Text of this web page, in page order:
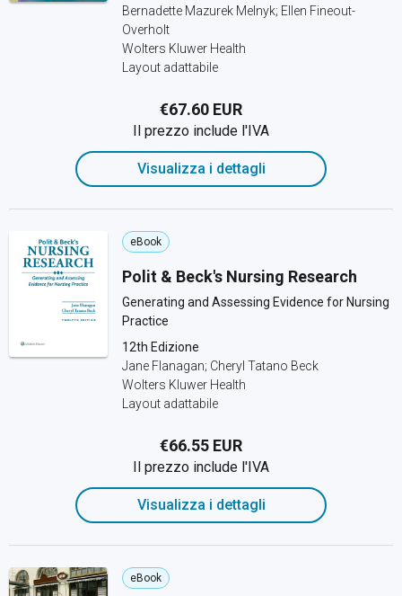
Bernadette Mazurek Melnyk; Ellen Fineout-
Overholt
Wolters Kluwer Health
Layout adattabile
€67.60 EUR
Il prezzo include l'IVA
Visualizza i dettagli
eBook
Polit & Beck's Nursing Research
Generating and Assessing Evidence for Nursing
Practice
12th Edizione
Jane Flanagan; Cheryl Tatano Beck
Wolters Kluwer Health
Layout adattabile
€66.55 EUR
Il prezzo include l'IVA
Visualizza i dettagli
eBook